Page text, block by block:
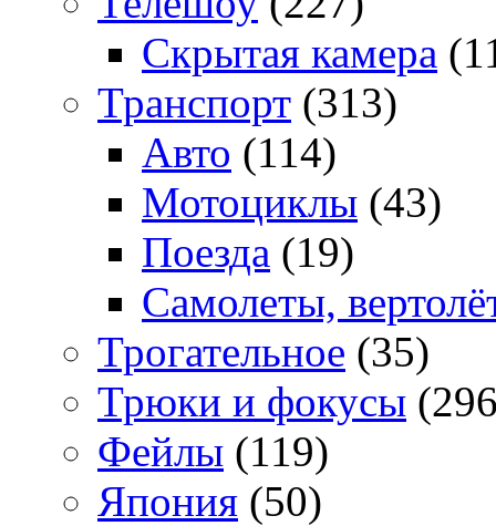
Скрытая камера
Транспорт (313)
Авто (114)
Мотоциклы (43)
Поезда (19)
Самолеты,
Трогательное (35)
Трюки и фокусы
Фейлы (119)
Япония (50)